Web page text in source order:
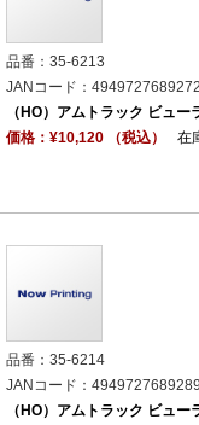
品番：35-6213
JANコード：4949727689272
（HO）アムトラック ビュ
価格：¥10,120 （税込）
在
品番：35-6214
JANコード：4949727689289
（HO）アムトラック ビュ